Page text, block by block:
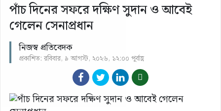
পাঁচ দিনের সফরে দক্ষিণ সুদান ও আবেই
গেলেন সেনাপ্রধান
নিজস্ব প্রতিবেদক
প্রকাশিত: রবিবার, ৯ আগস্ট, ২০২৬, ১২:০০ পূর্বাহ্ণ